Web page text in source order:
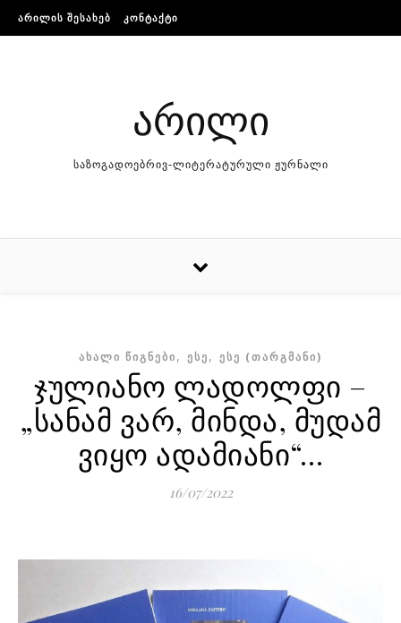
Skip to content
ᲐᲠᲘᲚᲘᲡ ᲨᲔᲡᲐᲮᲔᲑ ᲙᲝᲜᲢᲐᲥᲢᲘ
არილი
საზოგადოებრივ-ლიტერატურული ჟურნალი
ᲐᲮᲐᲚᲘ ᲬᲘᲒᲜᲔᲑᲘ, ᲔᲡᲔ, ᲔᲡᲔ (ᲗᲐᲠᲒᲛᲐᲜᲘ)
ჯულიანო ლადოლფი –
„სანამ ვარ, მინდა, მუდამ
ვიყო ადამიანი“…
16/07/2022